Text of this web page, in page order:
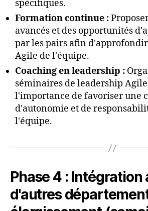
spécifiques.
Formation continue :
avancés et des opportunités
par les pairs afin
Agile de l'équipe.
Coaching en leadership :
séminaires de leadership
l'importance de favoriser une
d'autonomie et de
l'équipe.
Phase 4 : Intégration
d'autres